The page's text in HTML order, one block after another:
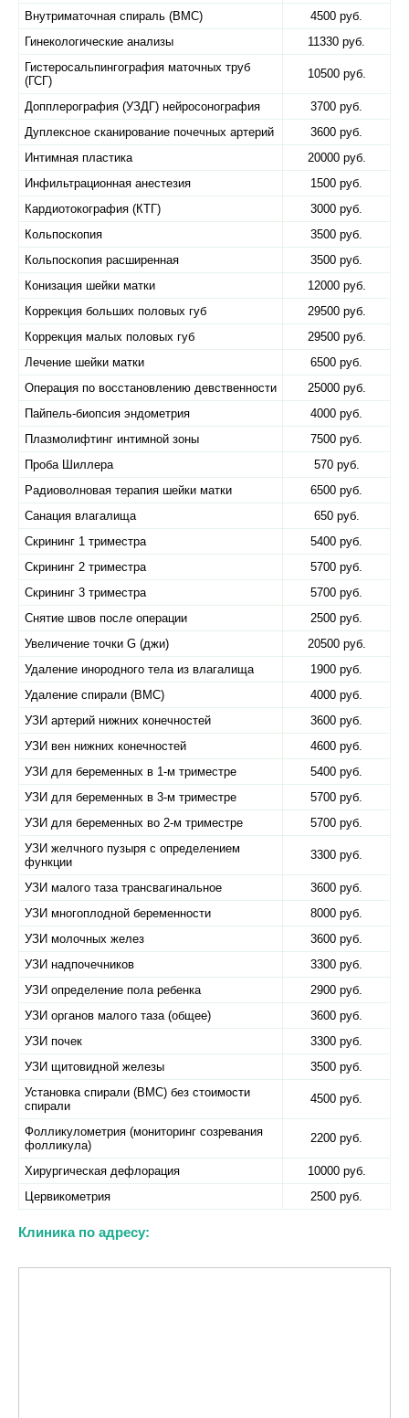
Внутриматочная спираль (ВМС)
4500 руб.
Гинекологические анализы
11330 руб.
Гистеросальпингография маточных труб
(ГСГ)
10500 руб.
Допплерография (УЗДГ) нейросонография
3700 руб.
Дуплексное сканирование почечных артерий
3600 руб.
Интимная пластика
20000 руб.
Инфильтрационная анестезия
1500 руб.
Кардиотокография (КТГ)
3000 руб.
Кольпоскопия
3500 руб.
Кольпоскопия расширенная
3500 руб.
Конизация шейки матки
12000 руб.
Коррекция больших половых губ
29500 руб.
Коррекция малых половых губ
29500 руб.
Лечение шейки матки
6500 руб.
Операция по восстановлению девственности
25000 руб.
Пайпель-биопсия эндометрия
4000 руб.
Плазмолифтинг интимной зоны
7500 руб.
Проба Шиллера
570 руб.
Радиоволновая терапия шейки матки
6500 руб.
Санация влагалища
650 руб.
Скрининг 1 триместра
5400 руб.
Скрининг 2 триместра
5700 руб.
Скрининг 3 триместра
5700 руб.
Снятие швов после операции
2500 руб.
Увеличение точки G (джи)
20500 руб.
Удаление инородного тела из влагалища
1900 руб.
Удаление спирали (ВМС)
4000 руб.
УЗИ артерий нижних конечностей
3600 руб.
УЗИ вен нижних конечностей
4600 руб.
УЗИ для беременных в 1-м триместре
5400 руб.
УЗИ для беременных в 3-м триместре
5700 руб.
УЗИ для беременных во 2-м триместре
5700 руб.
УЗИ желчного пузыря с определением
функции
3300 руб.
УЗИ малого таза трансвагинальное
3600 руб.
УЗИ многоплодной беременности
8000 руб.
УЗИ молочных желез
3600 руб.
УЗИ надпочечников
3300 руб.
УЗИ определение пола ребенка
2900 руб.
УЗИ органов малого таза (общее)
3600 руб.
УЗИ почек
3300 руб.
УЗИ щитовидной железы
3500 руб.
Установка спирали (ВМС) без стоимости
спирали
4500 руб.
Фолликулометрия (мониторинг созревания
фолликула)
2200 руб.
Хирургическая дефлорация
10000 руб.
Цервикометрия
2500 руб.
Клиника по адресу: